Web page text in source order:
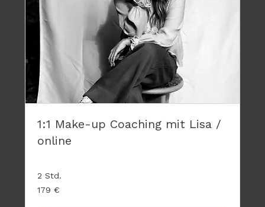
1:1 Make-up Coaching mit Lisa /
online
2 Std.
Euro
179 €